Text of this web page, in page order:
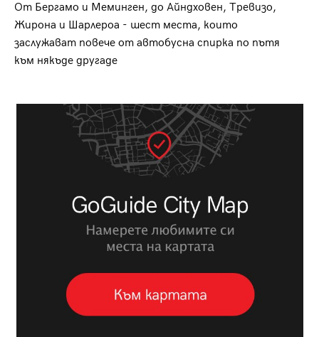
От Бергамо и Меминген, до Айндховен, Тревизо,
Жирона и Шарлероа - шест места, които
заслужават повече от автобусна спирка по пътя
към някъде другаде